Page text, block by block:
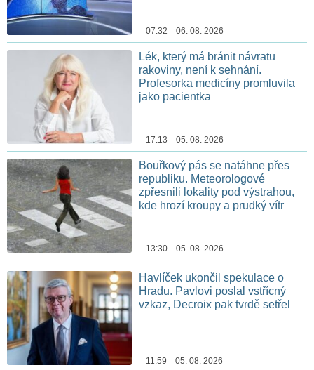
07:32 06. 08. 2026
Lék, který má bránit návratu
rakoviny, není k sehnání.
Profesorka medicíny promluvila
jako pacientka
17:13 05. 08. 2026
Bouřkový pás se natáhne přes
republiku. Meteorologové
zpřesnili lokality pod výstrahou,
kde hrozí kroupy a prudký vítr
13:30 05. 08. 2026
Havlíček ukončil spekulace o
Hradu. Pavlovi poslal vstřícný
vzkaz, Decroix pak tvrdě setřel
11:59 05. 08. 2026